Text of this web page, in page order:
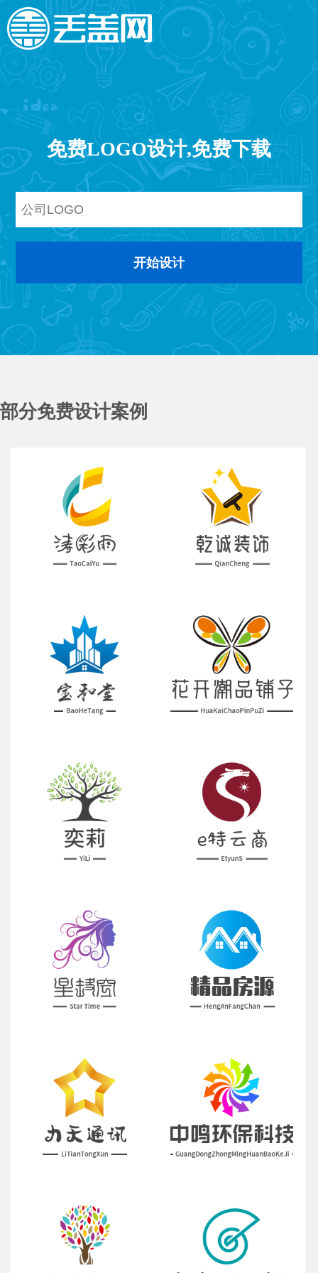
免费LOGO设计,免费下载
部分免费设计案例